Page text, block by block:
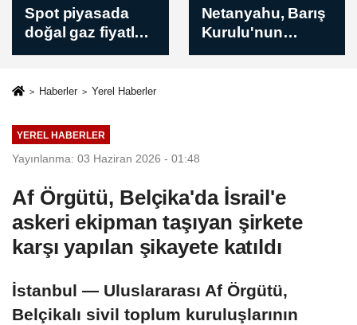
Netanyahu, Barış
Kurulu'nun
açıkladığı
ateşkesin ikinci
reddettiklerini
açıkladı
Husiler, Yemen'in
güneybatısındaki
El-Muha bölgesini
Haberler Yerel Haberler
YEREL HABERLER
Yayınlanma: 03 Haziran 2026 - 01:48
Af Örgütü, Belçika'da İsrail'e
askeri ekipman taşıyan şirkete
karşı yapılan şikayete katıldı
İstanbul — Uluslararası Af Örgütü,
Belçikalı sivil toplum kuruluşlarının